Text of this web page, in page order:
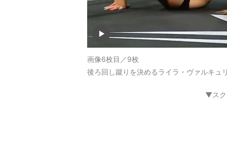
画像6枚目／9枚
後ろ回し蹴りを決めるライラ・ヴァルキュ
▼スク